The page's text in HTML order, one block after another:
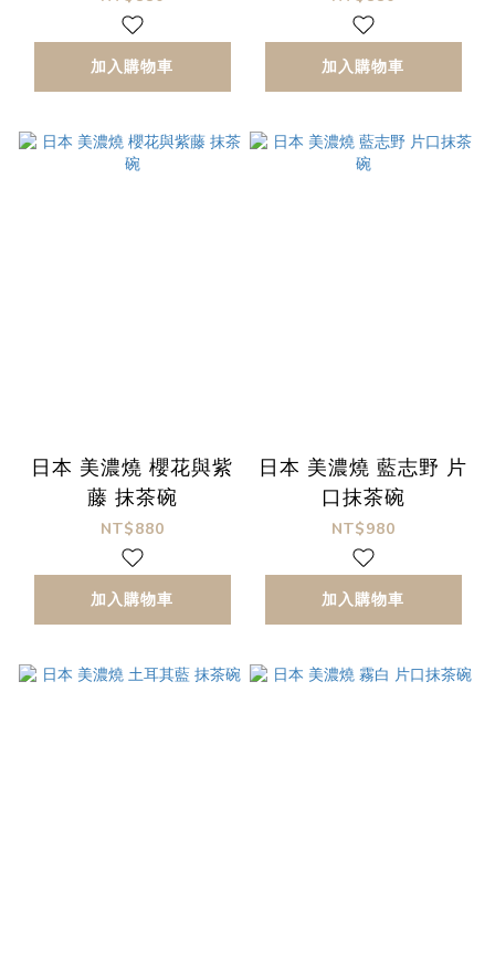
加入購物車 加入購物車
日本 美濃燒 櫻花與紫
藤 抹茶碗
NT$880
加入購物車
日本 美濃燒 藍志野 片
口抹茶碗
NT$980
加入購物車